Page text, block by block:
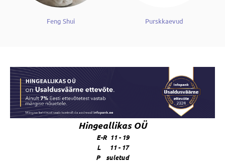
Feng Shui Purskkaevud
Hingeallikas OÜ
E-R 11 - 19
L 11 - 17
P suletud